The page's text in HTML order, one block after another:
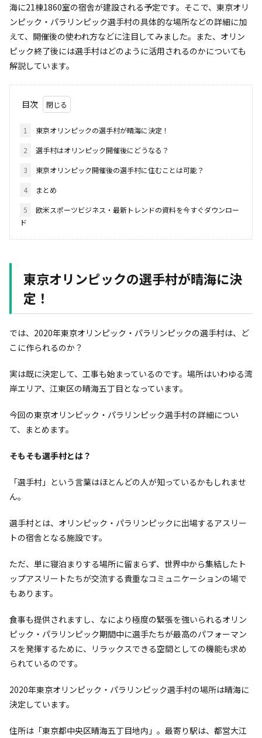
海に21棟1860室の宿舎が建設される予定です。そこで、東京オリ
ンピック・パラリンピック選手村の具体的な場所などの詳細に加
えて、開催後の使われ方などに注目してみました。また、オリン
ピック終了後には選手村はどのように活用されるのかについても
解説しています。
目次
1
東京オリンピックの選手村が晴海に決定！
2
選手村はオリンピック開催後にどうなる？
3
東京オリンピック開催後の選手村に住むことは可能？
4
まとめ
5
欧米スポーツビジネス・最新トレンドの資料を今すぐダウンロー
ド
東京オリンピックの選手村が晴海に決
定！
では、2020年東京オリンピック・パラリンピックの選手村は、ど
こに作られるのか？
実は既に決定して、工事も始まっているのです。場所はいわゆる湾
岸エリア、江東区の晴海五丁目となっています。
今回の東京オリンピック・パラリンピック選手村の詳細につい
て、まとめます。
そもそも選手村とは？
「選手村」という言葉はほとんどの人が知っているかもしれませ
ん。
選手村とは、オリンピック・パラリンピックに出場するアスリー
トの宿舎となる施設です。
ただ、単に寝泊まりする場所に留まらず、世界中から集結したト
ップアスリートたちが交流する貴重なコミュニケーションの場で
もあります。
食事も提供されますし、なにより極度の緊張を強いられるオリン
ピック・パラリンピック期間中に選手たちが最高のパフォーマン
スを発揮するために、リラックスできる空間としての機能も求め
られているのです。
2020年東京オリンピック・パラリンピック選手村の場所は晴海に
決定しています。
住所は「東京都中央区晴海五丁目地内」。最寄り駅は、都営大江